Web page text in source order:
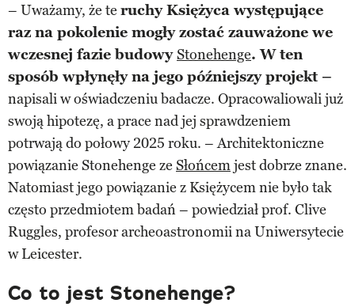
– Uważamy, że te ruchy Księżyca występujące
raz na pokolenie mogły zostać zauważone we
wczesnej fazie budowyStonehenge. W ten
sposób wpłynęły na jego późniejszy projekt –
napisali w oświadczeniu badacze. Opracowaliowali już
swoją hipotezę, a prace nad jej sprawdzeniem
potrwają do połowy 2025 roku. – Architektoniczne
powiązanie Stonehenge ze Słońcemjest dobrze znane.
Natomiast jego powiązanie z Księżycem nie było tak
często przedmiotem badań – powiedział prof. Clive
Ruggles, profesor archeoastronomii na Uniwersytecie
w Leicester.
Co to jest Stonehenge?